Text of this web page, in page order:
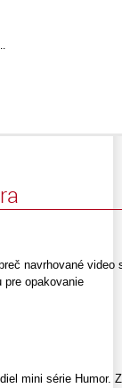
navrhované
pre opakovanie
mini série